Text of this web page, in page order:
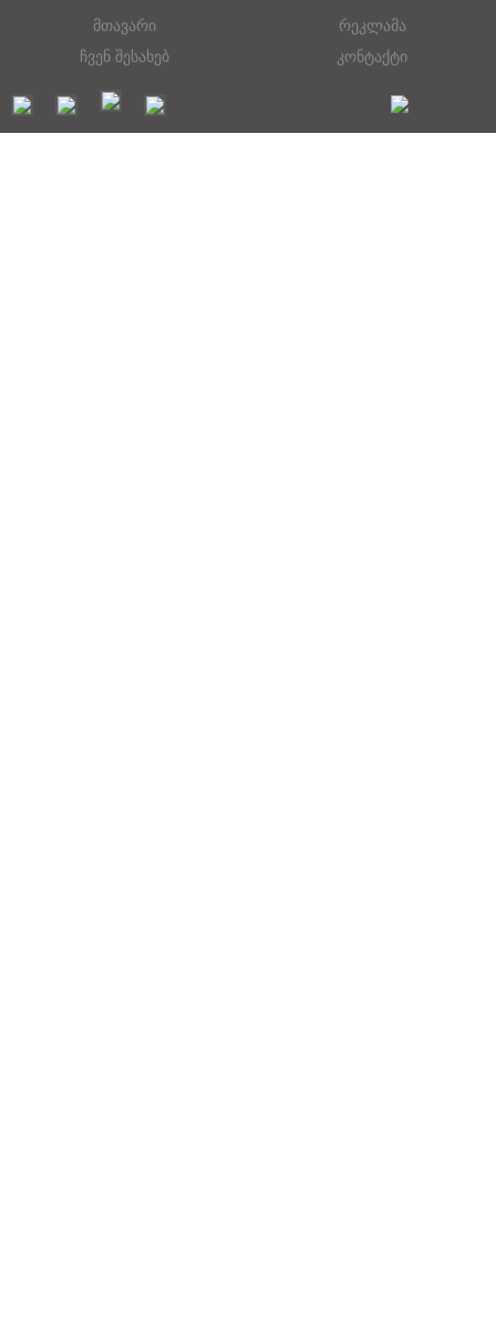
მთავარი
რეკლამა
ჩვენ შესახებ
კონტაქტი